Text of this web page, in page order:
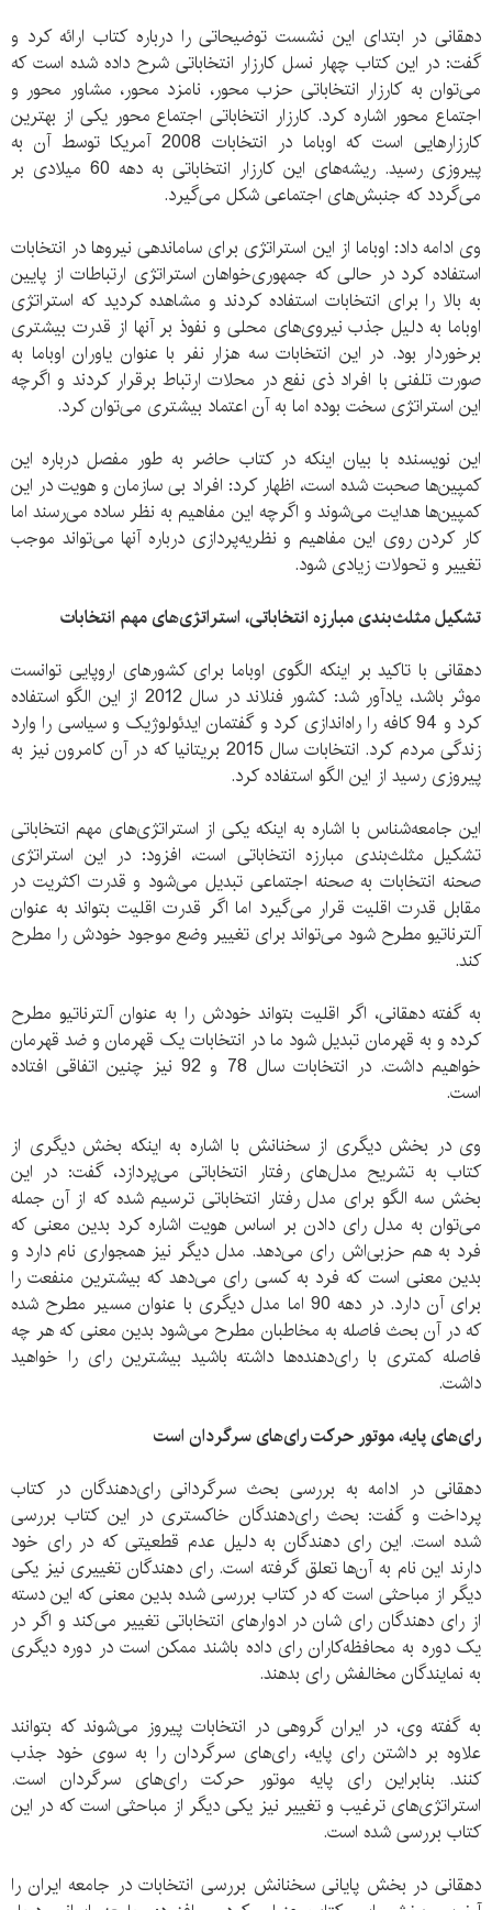
دهقانی در ابتدای این نشست توضیحاتی را درباره کتاب ارائه کرد و
گفت: در این کتاب چهار نسل کارزار انتخاباتی شرح داده شده است که
می‌توان به کارزار انتخاباتی حزب محور، نامزد محور، مشاور محور و
اجتماع محور اشاره کرد. کارزار انتخاباتی اجتماع محور یکی از بهترین
کارزارهایی است که اوباما در انتخابات 2008 آمریکا توسط آن به
پیروزی رسید. ریشه‌های این کارزار انتخاباتی به دهه 60 میلادی بر
می‌گردد که جنبش‌های اجتماعی شکل می‌گیرد.
وی ادامه داد: اوباما از این استراتژی برای ساماندهی نیروها در انتخابات
استفاده کرد در حالی که جمهوری‌خواهان استراتژی ارتباطات از پایین
به بالا را برای انتخابات استفاده کردند و مشاهده کردید که استراتژی
اوباما به دلیل جذب نیروی‌های محلی و نفوذ بر آنها از قدرت بیشتری
برخوردار بود. در این انتخابات سه هزار نفر با عنوان یاوران اوباما به
صورت تلفنی با افراد ذی نفع در محلات ارتباط برقرار کردند و اگرچه
این استراتژی سخت بوده اما به آن اعتماد بیشتری می‌توان کرد.
این نویسنده با بیان اینکه در کتاب حاضر به طور مفصل درباره این
کمپین‌ها صحبت شده است، اظهار کرد: افراد بی سازمان و هویت در این‌
کمپین‌ها هدایت می‌شوند و اگرچه این مفاهیم به نظر ساده می‌رسند اما
کار کردن روی این مفاهیم و نظریه‌پردازی درباره آنها می‌تواند موجب
تغییر و تحولات زیادی شود.
تشکیل مثلث‌بندی مبارزه انتخاباتی، استراتژی‌های مهم انتخابات
دهقانی با تاکید بر اینکه الگوی اوباما برای کشورهای اروپایی توانست
موثر باشد، یادآور شد: کشور فنلاند در سال 2012 از این الگو استفاده
کرد و 94 کافه را راه‌اندازی کرد و گفتمان ایدئولوژیک و سیاسی را وارد
زندگی مردم کرد. انتخابات سال 2015 بریتانیا که در آن کامرون نیز به
پیروزی رسید از این الگو استفاده کرد.
این جامعه‌شناس با اشاره به اینکه یکی از استراتژی‌های مهم انتخاباتی
تشکیل مثلث‌بندی مبارزه انتخاباتی است، افزود: در این استراتژی
صحنه انتخابات به صحنه اجتماعی تبدیل می‌شود و قدرت اکثریت در
مقابل قدرت اقلیت قرار می‌گیرد اما اگر قدرت اقلیت بتواند به عنوان
آلترناتیو مطرح شود می‌تواند برای تغییر وضع موجود خودش را مطرح
کند.
به گفته دهقانی، اگر اقلیت بتواند خودش را به عنوان آلترناتیو مطرح
کرده و به قهرمان تبدیل شود ما در انتخابات یک قهرمان و ضد قهرمان
خواهیم داشت. در انتخابات سال 78 و 92 نیز چنین اتفاقی افتاده
است.
وی در بخش دیگری از سخنانش با اشاره به اینکه بخش دیگری از
کتاب به تشریح مدل‌های رفتار انتخاباتی می‌پردازد، گفت: در این
بخش سه الگو برای مدل رفتار انتخاباتی ترسیم شده که از آن جمله
می‌توان به مدل رای دادن بر اساس هویت اشاره کرد بدین معنی که
فرد به هم حزبی‌اش رای می‌دهد. مدل دیگر نیز همجواری نام دارد و
بدین معنی است که فرد به کسی رای می‌دهد که بیشترین منفعت را
برای آن دارد. در دهه 90 اما مدل دیگری با عنوان مسیر مطرح شده
که در آن بحث فاصله به مخاطبان مطرح می‌شود بدین معنی که هر چه
فاصله کمتری با رای‌دهنده‌ها داشته باشید بیشترین رای را خواهید
داشت.
رای‌های پایه، موتور حرکت رای‌های سرگردان است
دهقانی در ادامه به بررسی بحث سرگردانی رای‌دهندگان در کتاب
پرداخت و گفت: بحث رای‌دهندگان خاکستری در این کتاب بررسی
شده است. این رای دهندگان به دلیل عدم قطعیتی که در رای‌ خود
دارند این نام به آن‌ها تعلق گرفته است. رای دهندگان تغییری نیز یکی
دیگر از مباحثی است که در کتاب بررسی شده بدین معنی که این دسته
از رای دهندگان رای شان در ادوارهای انتخاباتی تغییر می‌کند و اگر در
یک دوره به محافظه‌کاران رای داده باشند ممکن است در دوره دیگری
به نمایندگان مخالفش رای بدهند.
به گفته وی، در ایران گروهی در انتخابات پیروز می‌شوند که بتوانند
علاوه بر داشتن رای پایه، رای‌های سرگردان را به سوی خود جذب
کنند. بنابراین رای پایه موتور حرکت رای‌های سرگردان است.
استراتژی‌های ترغیب و تغییر نیز یکی دیگر از مباحثی است که در این
کتاب بررسی شده است.
دهقانی در بخش پایانی سخنانش بررسی انتخابات در جامعه ایران را